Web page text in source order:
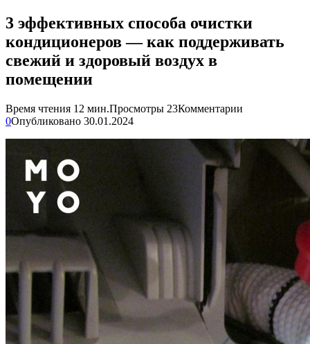
3 эффективных способа очистки
кондиционеров — как поддерживать
свежий и здоровый воздух в
помещении
Время чтения 12 мин.Просмотры 23Комментарии
0Опубликовано 30.01.2024